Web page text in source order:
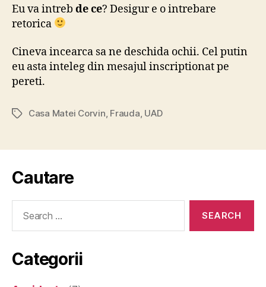
Eu va intreb de ce? Desigur e o intrebare
retorica
Cineva incearca sa ne deschida ochii. Cel putin
eu asta inteleg din mesajul inscriptionat pe
pereti.
TagsCasa Matei Corvin, Frauda, UAD
Cautare
Categorii